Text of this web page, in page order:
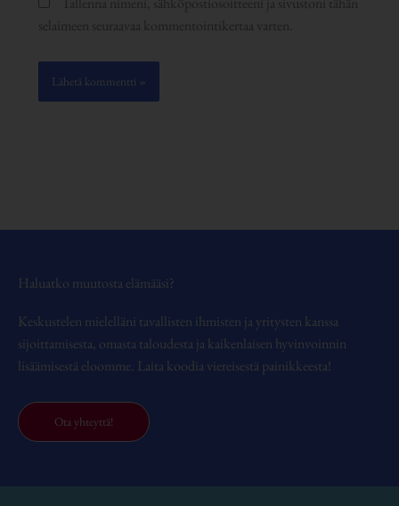
selaimeen seuraavaa kommentointikertaa varten.
Haluatko muutosta elämääsi?
Keskustelen mielelläni tavallisten ihmisten ja yritysten kanssa
sijoittamisesta, omasta taloudesta ja kaikenlaisen hyvinvoinnin
lisäämisestä eloomme. Laita koodia viereisestä painikkeesta!
Ota yhteyttä!